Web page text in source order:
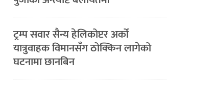
ट्रम्प सवार सैन्य हेलिकोप्टर अर्को
यात्रुवाहक विमानसँग ठोक्किन लागेको
घटनामा छानबिन